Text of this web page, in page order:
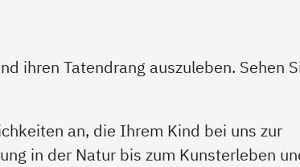
ihren Tatendrang auszuleben. Sehen
an, die Ihrem Kind bei uns zur
in der Natur bis zum Kunsterleben